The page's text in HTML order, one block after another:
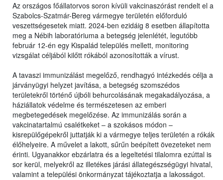
Az országos főállatorvos soron kívüli vakcinaszórást rendelt el a
Szabolcs-Szatmár-Bereg vármegye területén előforduló
veszettségesetek miatt. 2024-ben ezidáig 8 esetben állapította
meg a Nébih laboratóriuma a betegség jelenlétét, legutóbb
február 12-én egy Kispalád település mellett, monitoring
vizsgálat céljából kilőtt rókából azonosították a vírust.
A tavaszi immunizálást megelőző, rendhagyó intézkedés célja a
járványügyi helyzet javítása, a betegség szomszédos
területekről történő újbóli behurcolásának megakadályozása, a
háziállatok védelme és természetesen az emberi
megbetegedések megelőzése. Az immunizálás során a
vakcinatartalmú csalétkeket – a szokásos módon –
kisrepülőgépekről juttatják ki a vármegye teljes területén a rókák
élőhelyeire. A művelet a lakott, sűrűn beépített övezeteket nem
érinti. Ugyanakkor ebzárlatra és a legeltetési tilalomra ezúttal is
sor kerül, melyekről az illetékes járási állategészségügyi hivatal,
valamint a települési önkormányzat tájékoztatja a lakosságot.